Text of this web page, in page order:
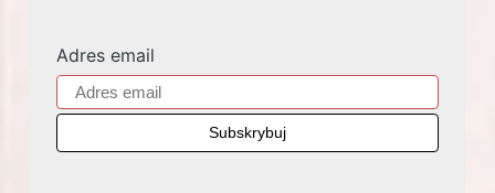
Adres email